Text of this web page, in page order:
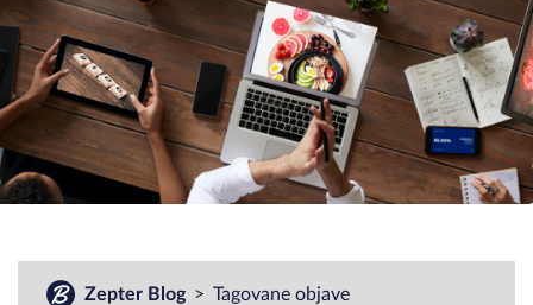
Zepter Blog Tagovane objave